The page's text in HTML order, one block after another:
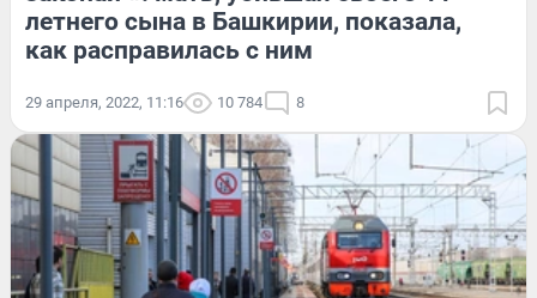
летнего сына в Башкирии, показала,
как расправилась с ним
29 апреля, 2022, 11:16 10 784 8